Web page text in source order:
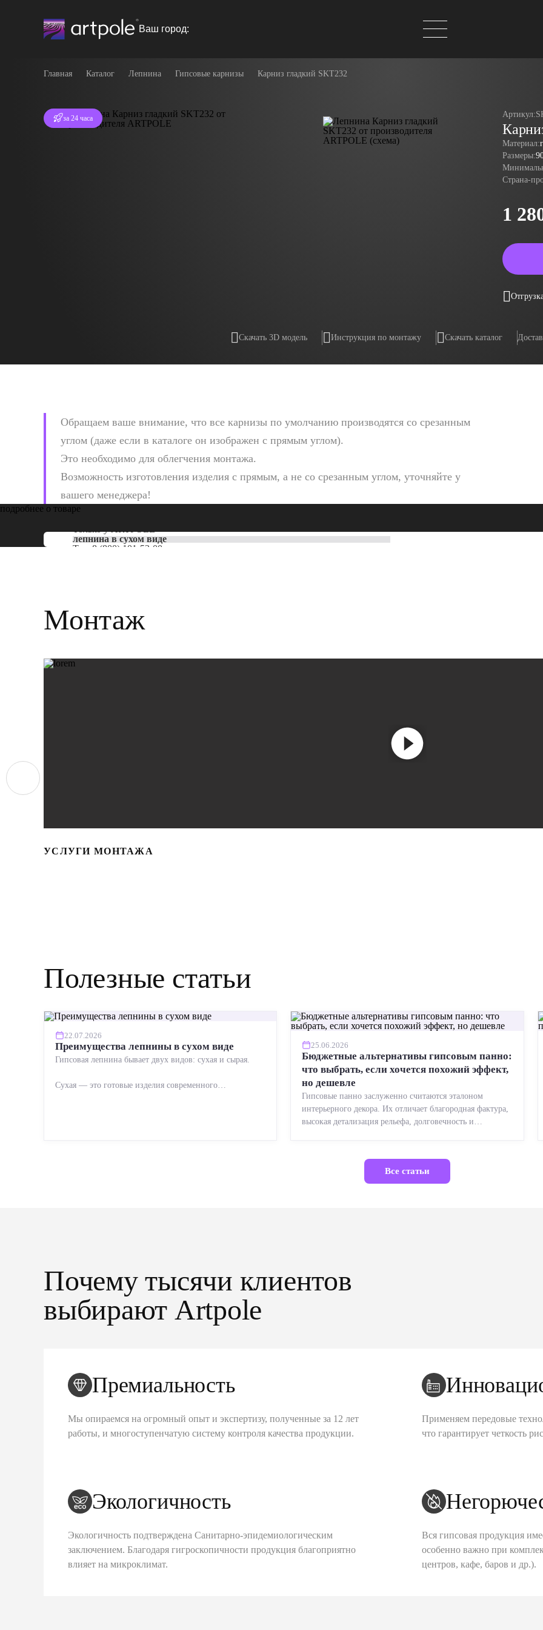
Ваш город:
Главная Каталог Лепнина Гипсовые карнизы Карниз гладкий SKT232
за 24 часа Артикул:
Материал:
Размеры:
Страна-
1
Скачать 3D модель Инструкция по монтажу Скачать каталог
Обращаем ваше внимание, что все карнизы по умолчанию производятся со срезанным
углом (даже если в каталоге он изображен с прямым углом).
Это необходимо для облегчения монтажа.
Возможность изготовления изделия с прямым, а не со срезанным углом, уточняйте у
вашего менеджера!
подробнее о товаре
Только уARTPOLE
лепнина в сухом виде
Тел: 8 (800) 101-53-00
Монтаж
УСЛУГИ МОНТАЖА
Полезные статьи
22.07.2026
Преимущества лепнины в сухом виде
Гипсовая лепнина бывает двух видов: сухая и сырая.
Сухая — это готовые изделия современного
25.06.2026
Бюджетные альтернативы гипсовым панно:
что выбрать, если хочется похожий эффект,
но дешевле
Гипсовые панно заслуженно считаются эталоном
интерьерного декора. Их отличает благородная фактура,
высокая детализация рельефа, долговечность и
Все статьи
Почему тысячи клиентов
выбирают Artpole
Премиальность
Мы опираемся на огромный опыт и экспертизу, полученные за 12 лет
работы, и многоступенчатую систему контроля качества продукции.
Применяем передовые
что гарантирует четкость
Экологичность
Экологичность подтверждена Санитарно-эпидемиологическим
заключением. Благодаря гигроскопичности продукция благоприятно
влияет на микроклимат.
Вся гипсовая продукция
особенно важно при
центров, кафе, баров и др.).